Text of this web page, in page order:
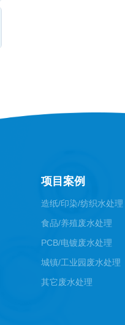
项目案例
造纸/印染/纺织水处理
食品/养殖废水处理
PCB/电镀废水处理
城镇/工业园废水处理
其它废水处理